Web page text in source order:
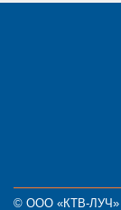
© ООО «КТВ-ЛУЧ»